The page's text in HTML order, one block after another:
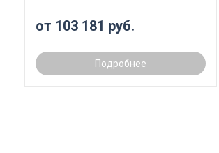
от 103 181 руб.
Подробнее